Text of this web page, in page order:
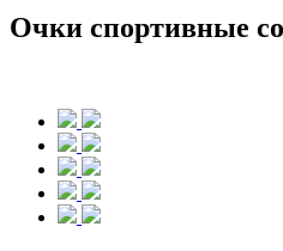
Очки спортивные